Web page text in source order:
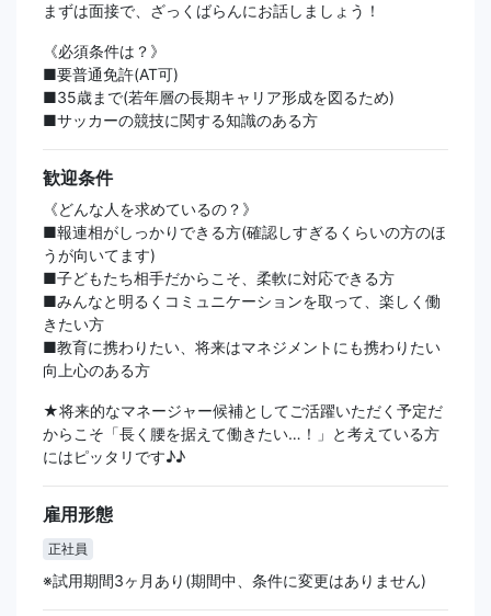
まずは面接で、ざっくばらんにお話しましょう！
《必須条件は？》
■要普通免許(AT可)
■35歳まで(若年層の長期キャリア形成を図るため)
■サッカーの競技に関する知識のある方
歓迎条件
《どんな人を求めているの？》
■報連相がしっかりできる方(確認しすぎるくらいの方のほ
うが向いてます)
■子どもたち相手だからこそ、柔軟に対応できる方
■みんなと明るくコミュニケーションを取って、楽しく働
きたい方
■教育に携わりたい、将来はマネジメントにも携わりたい
向上心のある方
★将来的なマネージャー候補としてご活躍いただく予定だ
からこそ「長く腰を据えて働きたい…！」と考えている方
にはピッタリです♪♪
雇用形態
正社員
※試用期間3ヶ月あり(期間中、条件に変更はありません)